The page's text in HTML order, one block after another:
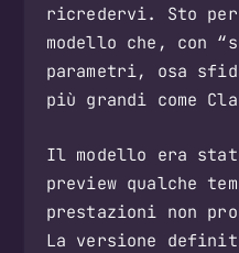
ricredervi. Sto
modello che, con
parametri, osa
più grandi come
Il modello era
preview qualche
prestazioni non
La versione